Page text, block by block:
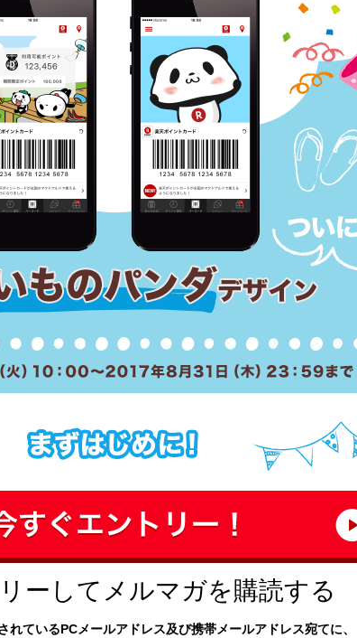
ーしてメルマガを購読する
れているPCメールアドレス及び携帯メールアドレス宛てに、